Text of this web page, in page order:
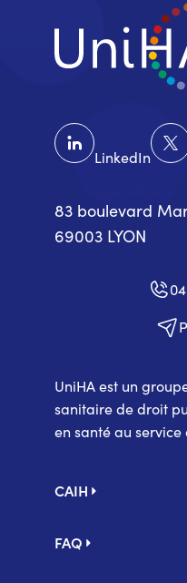
LinkedIn
83 boulevard
69003 LYON
UniHA est un
sanitaire de droit
en santé au service
de
CAIH
FAQ